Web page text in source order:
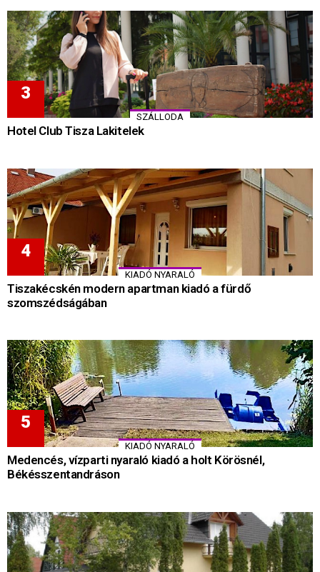
SZÁLLODA
Hotel Club Tisza Lakitelek
KIADÓ NYARALÓ
Tiszakécskén modern apartman kiadó a fürdő
szomszédságában
KIADÓ NYARALÓ
Medencés, vízparti nyaraló kiadó a holt Körösnél,
Békésszentandráson